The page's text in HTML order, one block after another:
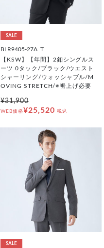
SALE
BLR9405-27A_T
【KSW】【年間】2釦シングルス
ーツ 0タック/ブラック/ウエスト
シャーリング/ウォッシャブル/M
OVING STRETCH/※裾上げ必要
¥31,900
WEB価格¥25,520 税込
SALE